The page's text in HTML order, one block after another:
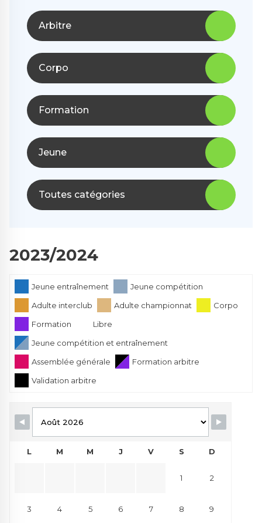
Arbitre
Corpo
Formation
Jeune
Toutes catégories
2023/2024
Jeune entraînement
Jeune compétition
Adulte interclub
Adulte championnat
Corpo
Formation
Libre
Jeune compétition et entraînement
Assemblée générale
Formation arbitre
Validation arbitre
L M M J V S D
1 2
3 4 5 6 7 8 9